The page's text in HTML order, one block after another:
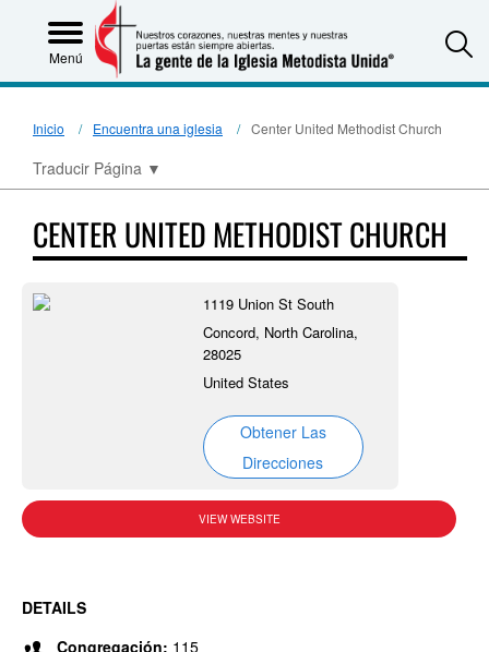
Menú
Inicio Encuentra una iglesia Center United Methodist Church
Traducir Página ▼
CENTER UNITED METHODIST CHURCH
1119 Union St South
Concord, North Carolina,
28025
United States
Obtener Las
Direcciones
VIEW WEBSITE
DETAILS
Congregación: 115